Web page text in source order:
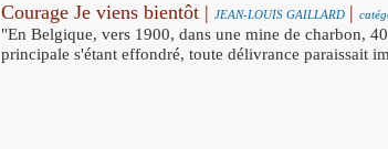
Courage Je viens bientôt | JEAN-LOUIS GAILLARD |
"En Belgique, vers 1900, dans une mine de charbon,
principale s'étant effondré, toute délivrance paraissait